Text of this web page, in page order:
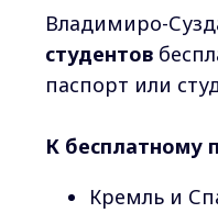
Владимиро-
студентов
паспорт или
К бесплатному
Кремль и